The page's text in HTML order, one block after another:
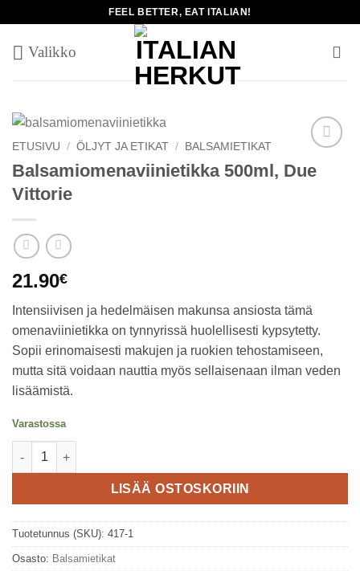
content
FEEL BETTER, EAT ITALIAN!
wishlist
ETUSIVU / ÖLJYT JA ETIKAT / BALSAMIETIKAT
Balsamiomenaviinietikka 500ml, Due
Vittorie
21.90€
Intensiivisen ja hedelmäisen makunsa ansiosta tämä
omenaviinietikka on tynnyrissä huolellisesti kypsytetty.
Sopii erinomaisesti makujen ja ruokien tehostamiseen,
mutta sitä voidaan nauttia myös sellaisenaan ilman veden
lisäämistä.
Varastossa
Balsamiomenaviinietikka 500ml, Due Vittorie määrä
LISÄÄ OSTOSKORIIN
Tuotetunnus (SKU): 417-1
Osasto: Balsamietikat